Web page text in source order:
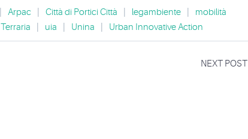
Arpac Città di Portici Città legambiente
mobilità
Terraria uia Unina Urban Innovative Action
NEXT POST